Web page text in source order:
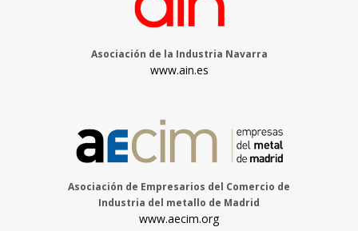
Asociación de la Industria Navarra
www.ain.es
Asociación de Empresarios del Comercio de
Industria del metallo de Madrid
www.aecim.org